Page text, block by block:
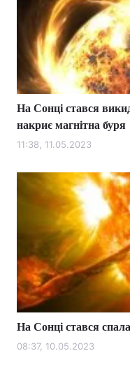
Головна
Україна
Економіка
Техно і зв'язок
Зброя
Здоров'я
Цікавинки
На Сонці стався
накриє магнітна буря
11:38, 11.05.2023
На Сонці стався
08:37, 10.05.2023